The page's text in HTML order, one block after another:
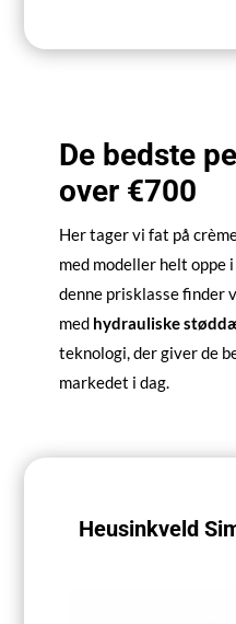
De bedste
over €700
Her tager vi fat på
med modeller helt oppe i
denne prisklasse
med hydrauliske
teknologi, der giver de
markedet i dag.
Heusinkveld